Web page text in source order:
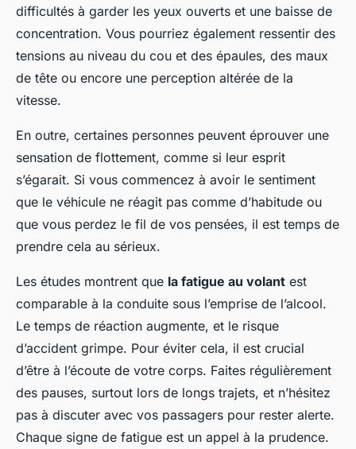
difficultés à garder les yeux ouverts et une baisse de
concentration. Vous pourriez également ressentir des
tensions au niveau du cou et des épaules, des maux
de tête ou encore une perception altérée de la
vitesse.
En outre, certaines personnes peuvent éprouver une
sensation de flottement, comme si leur esprit
s’égarait. Si vous commencez à avoir le sentiment
que le véhicule ne réagit pas comme d’habitude ou
que vous perdez le fil de vos pensées, il est temps de
prendre cela au sérieux.
Les études montrent que la fatigue au volant est
comparable à la conduite sous l’emprise de l’alcool.
Le temps de réaction augmente, et le risque
d’accident grimpe. Pour éviter cela, il est crucial
d’être à l’écoute de votre corps. Faites régulièrement
des pauses, surtout lors de longs trajets, et n’hésitez
pas à discuter avec vos passagers pour rester alerte.
Chaque signe de fatigue est un appel à la prudence.